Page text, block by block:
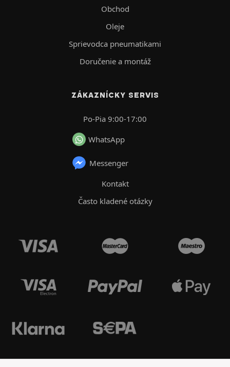
Obchod
Oleje
Sprievodca pneumatikami
Doručenie a montáž
ZÁKAZNÍCKY SERVIS
Po-Pia 9:00-17:00
WhatsApp
Messenger
Kontakt
Často kladené otázky